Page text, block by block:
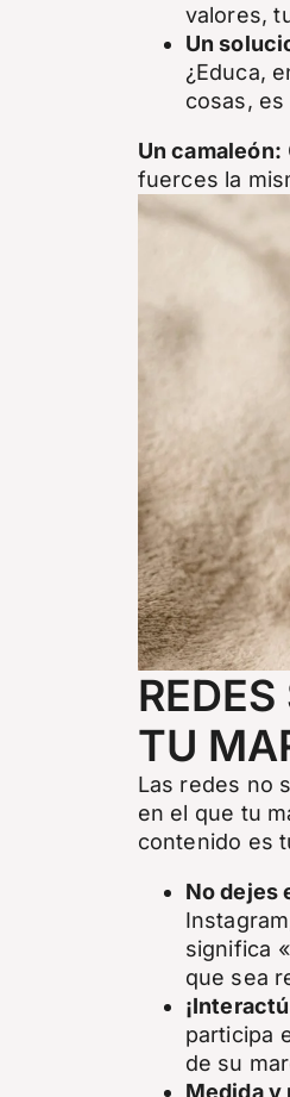
valores,
Un
¿Educa,
cosas,
Un camaleón:
fuerces la
TU
Las redes no
en el que tu
contenido es
No dejes
significa
que sea
participa
de su
Medida y